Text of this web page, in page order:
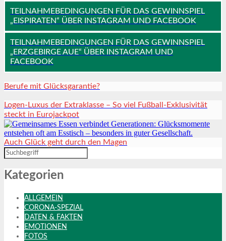
TEILNAHMEBEDINGUNGEN FÜR DAS GEWINNSPIEL
„EISPIRATEN“ ÜBER INSTAGRAM UND FACEBOOK
TEILNAHMEBEDINGUNGEN FÜR DAS GEWINNSPIEL
„ERZGEBIRGE AUE“ ÜBER INSTAGRAM UND
FACEBOOK
Berufe mit Glücksgarantie?
Logen-Luxus der Extraklasse – So viel Fußball-Exklusivität
steckt in Eurojackpot
Auch Glück geht durch den Magen
Kategorien
ALLGEMEIN
CORONA-SPEZIAL
DATEN & FAKTEN
EMOTIONEN
FOTOS